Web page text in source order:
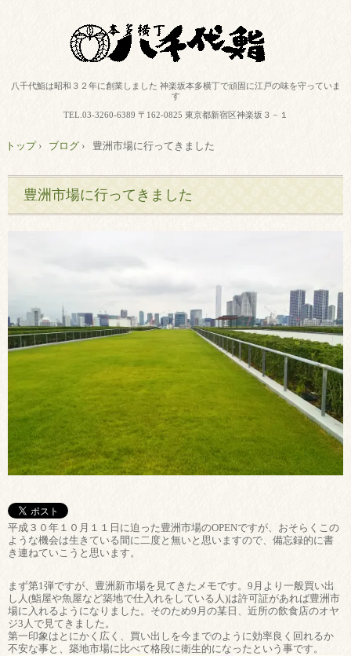
八千代鮨は昭和３２年に創業しました 神楽坂本多横丁で頑固に江戸の味を守っていま
す
TEL. 03-3260-6389 〒162-0825 東京都新宿区神楽坂３－１
トップ› ブログ › 豊洲市場に行ってきました
豊洲市場に行ってきました
平成３０年１０月１１日に迫った豊洲市場のOPENですが、おそらくこの
ような機会は生きている間に二度と無いと思いますので、備忘録的に書
き連ねていこうと思います。
まず第1弾ですが、豊洲新市場を見てきたメモです。9月より一般買い出
し人(鮨屋や魚屋など築地で仕入れをしている人)は許可証があれば豊洲市
場に入れるようになりました。そのため9月の某日、近所の飲食店のオヤ
ジ3人で見てきました。
第一印象はとにかく広く、買い出しを今までのように効率良く回れるか
不安な事と、築地市場に比べて格段に衛生的になったという事です。